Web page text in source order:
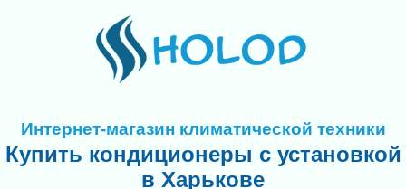
Интернет-магазин климатической техники
Купить кондиционеры с установкой
в Харькове